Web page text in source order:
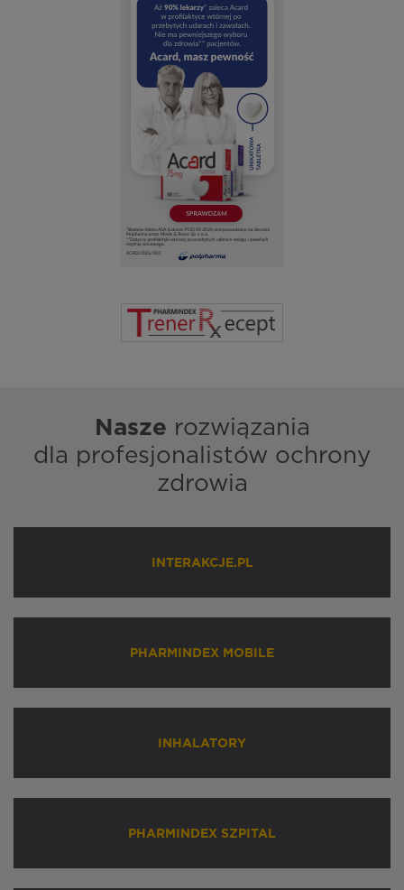
Nasze rozwiązania
dla profesjonalistów ochrony
zdrowia
INTERAKCJE.PL
PHARMINDEX MOBILE
INHALATORY
PHARMINDEX SZPITAL